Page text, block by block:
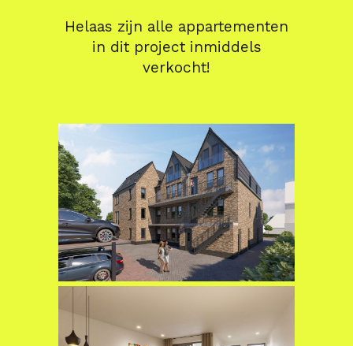
Helaas zijn alle appartementen
in dit project inmiddels
verkocht!